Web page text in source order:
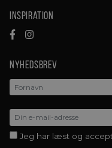
Inspiration
Nyhedsbrev
Jeg har læst og